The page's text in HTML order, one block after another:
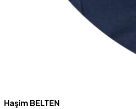
Haşim BELTEN